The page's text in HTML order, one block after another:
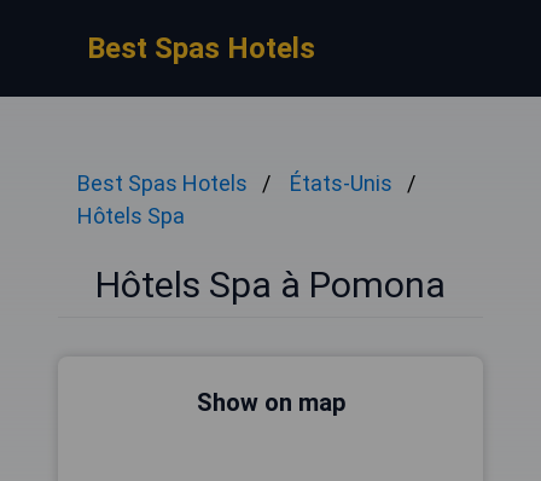
Best Spas Hotels
Best Spas Hotels
États-Unis
Hôtels Spa
Hôtels Spa à Pomona
Show on map